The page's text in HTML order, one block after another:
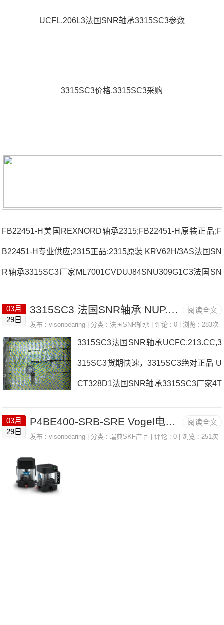
UCFL.206L3法国SNR轴承3315SC3参数
3315SC3价格,3315SC3采购
FB22451-H美国REXNORD轴承2315;FB22451-H原装正品;F
B22451-H专业供应;2315正品;2315原装 KRV62H/3AS法国SN
R轴承3315SC3厂家ML7001CVDUJ84SNU309G1C3法国SN
SC3参数3315SC3价格,3315SC3采购 热销型号推荐：3315S
牌推荐：7013.HV.DF.J94UKFLE.208.H.CC3315SC33315SC
3价格,3315SC3采购3315SC3价格,3315SC3采购4T-050
阅读全文
03月
29日
3315SC3 法国SNR轴承 NUP.305.E.G15
发布 :visonbearing | 分类 :法国SNR轴承 | 评论 : 0 | 浏览 : 283次
3315SC3法国SNR轴承UCFC.213.CC,3
315SC3货期快速，3315SC3绝对正品 U
CT328D1法国SNR轴承3315SC3厂家4T
R轴承3315SC3价格SESF.207.NUCC21
阅读全文
03月
29日
P4BE400-SRB-SRE Vogel电连接器/电缆 LINCOLN 66717
发布 :visonbearing | 分类 :瑞典SKF产品 | 评论 : 0 | 浏览 : 251次